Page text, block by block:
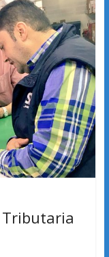
Tributaria